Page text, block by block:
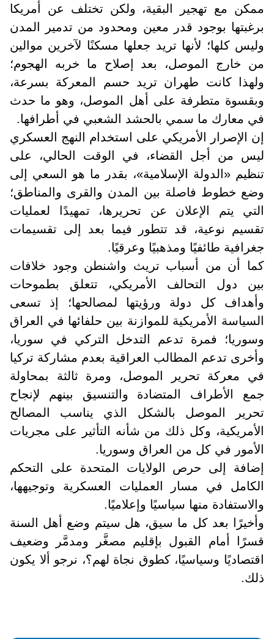
ممكن مع تهجير البقية، ولكن تختلف عن أمريكا
برغبتها بوجود قدر معين ومحدود من تدمير المدن
وليس كلها؛ لأنها تريد جعلها مسكنًا لآخرين موالين
من خارج الموصل، بعد إصلاح ما خربه الهجوم؛
ولهذا كانت طهران تريد حسم المعركة بسرعة،
وبقسوة متطرفة على أهل الموصل، وهو ما حدث
في معارك ما سمي بالحشد الشعبي في أطرافها.
إن الإصرار الأمريكي على استخدام النهج العسكري
ليس من أجل القضاء، في الوقت الحالي، على
تنظيم «الدولة الإسلامية»، بقدر ما هو السعي إلى
وضع خطوط فاصلة بين المدن والقرى والمناطق؛
التي يتم الإعلان عن تحريرها، تمهيدًا لعمليات
تقسيم نوعية، قد تتطور فيما بعد إلى تقسيمات
جغرافية طائفيًا ومذهبيًا وعرقيًا.
كما أن من أسباب تريث واشنطن وجود خلافات
بين دول التحالف الأمريكي، تتعلق بطموحات
وأهداف كل دولة ورؤيتها لمصالحها؛ إذ تسعى
السياسة الأمريكية للموازنة بين حلفائها في العراق
وسوريا؛ فمرة تدعم التدخل التركي في سوريا،
وأخرى تدعم المطالب العراقية بعدم مشاركة تركيا
في معركة تحرير الموصل، ومرة ثالثة بمحاولة
جمع الأطراف المتضادة والتنسيق بينهم لإنجاح
تحرير الموصل بالشكل الذي يناسب المصالح
الأمريكية، وكل ذلك من شأنه التأثير على مجريات
الأمور في كل من العراق وسوريا.
إضافة إلى حرص الولايات المتحدة على التحكم
الكامل في مسار العمليات العسكرية وتوجيهها،
والاستفادة منها سياسيًا وإعلاميًا.
وأخيرًا بعد كل ما سيق، هل سيتم وضع أهل السنة
قسرًا أمام القبول بإقليم مصغَّر ومدمَّر وضعيف
اقتصاديًا وسياسيًا، كطوق نجاة لهم؟، نرجو ألا يكون
ذلك.